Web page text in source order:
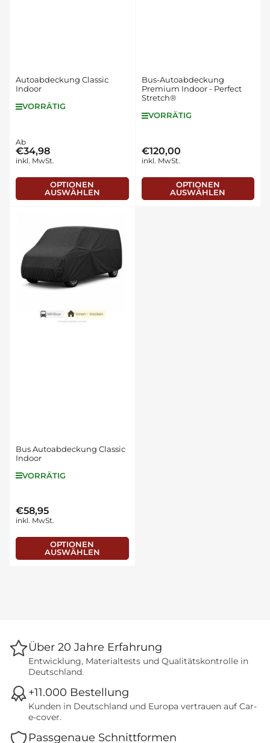
Autoabdeckung Classic
Indoor
VORRÄTIG
Normaler
Preis
Ab
€34,98
inkl. MwSt.
OPTIONEN
AUSWÄHLEN
Bus-Autoabdeckung
Premium Indoor - Perfect
Stretch®
VORRÄTIG
Normaler
Preis
€120,00
inkl. MwSt.
OPTIONEN
AUSWÄHLEN
Bus Autoabdeckung Classic
Indoor
VORRÄTIG
Normaler
Preis
€58,95
inkl. MwSt.
OPTIONEN
AUSWÄHLEN
Über 20 Jahre Erfahrung
Entwicklung, Materialtests und Qualitätskontrolle in
Deutschland.
+11.000 Bestellung
Kunden in Deutschland und Europa vertrauen auf Car-
e-cover.
Passgenaue Schnittformen